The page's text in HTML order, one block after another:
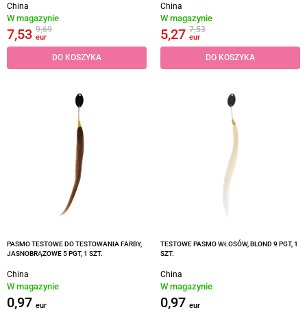
China
W magazynie
7,53 9,69
eur
DO KOSZYKA
China
W magazynie
5,27 7,53
eur
DO KOSZYKA
PASMO TESTOWE DO TESTOWANIA FARBY,
JASNOBRĄZOWE 5 PGT, 1 SZT.
China
W magazynie
0,97 eur
TESTOWE PASMO WŁOSÓW, BLOND 9 PGT, 1
SZT.
China
W magazynie
0,97 eur